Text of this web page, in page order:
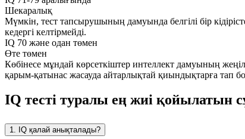
Шекаралық
Мүмкін, тест тапсырушының дамуында белгілі бір
кедергі келтірмейді.
IQ 70 және одан төмен
Өте төмен
Көбінесе мұндай көрсеткіштер интеллект дамуының
қарым-қатынас жасауда айтарлықтай қиындықтарға тап
IQ тесті туралы ең жиі қойылатын
1. IQ қалай анықталады?